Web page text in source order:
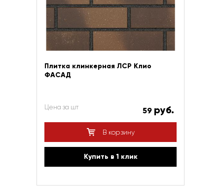
Плитка клинкерная ЛСР Клио
ФАСАД
Цена за шт 59 руб.
В корзину
Купить в 1 клик